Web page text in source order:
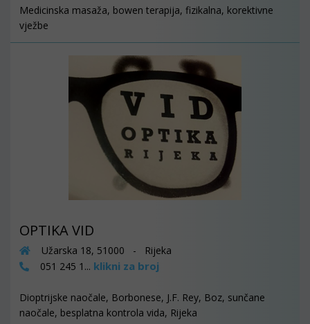
Medicinska masaža, bowen terapija, fizikalna, korektivne
vježbe
OPTIKA VID
Užarska 18, 51000 - Rijeka
051 245 1... klikni za broj
Dioptrijske naočale, Borbonese, J.F. Rey, Boz, sunčane
naočale, besplatna kontrola vida, Rijeka